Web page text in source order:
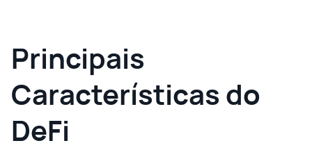
Principais
Características do
DeFi